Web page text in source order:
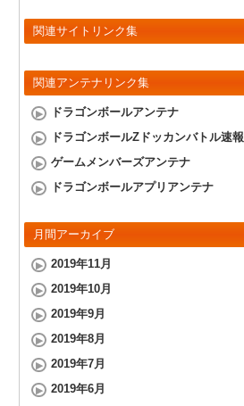
関連サイトリンク集
関連アンテナリンク集
ドラゴンボールアンテナ
ドラゴンボールZドッカンバトル速報
ゲームメンバーズアンテナ
ドラゴンボールアプリアンテナ
月間アーカイブ
2019年11月
2019年10月
2019年9月
2019年8月
2019年7月
2019年6月